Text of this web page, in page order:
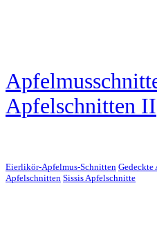
Apfelschnitten II
Eierlikör-Apfelmus-Schnitten
Apfelschnitten Sissis Apfelschnitte